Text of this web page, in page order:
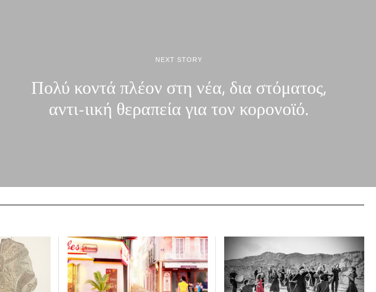
NEXT STORY
Πολύ κοντά πλέον στη νέα, δια στόματος,
αντι-ιική θεραπεία για τον κορονοϊό.